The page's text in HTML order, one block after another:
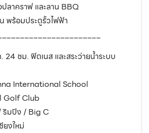
ลาคราฟ และลาน BBQ
พร้อมประตูรั้วไฟฟ้า
24 ชม. ฟิตเนส และสระว่ายน้ำระบบ
International School
Golf Club
ริมปิง / Big C
ยงใหม่